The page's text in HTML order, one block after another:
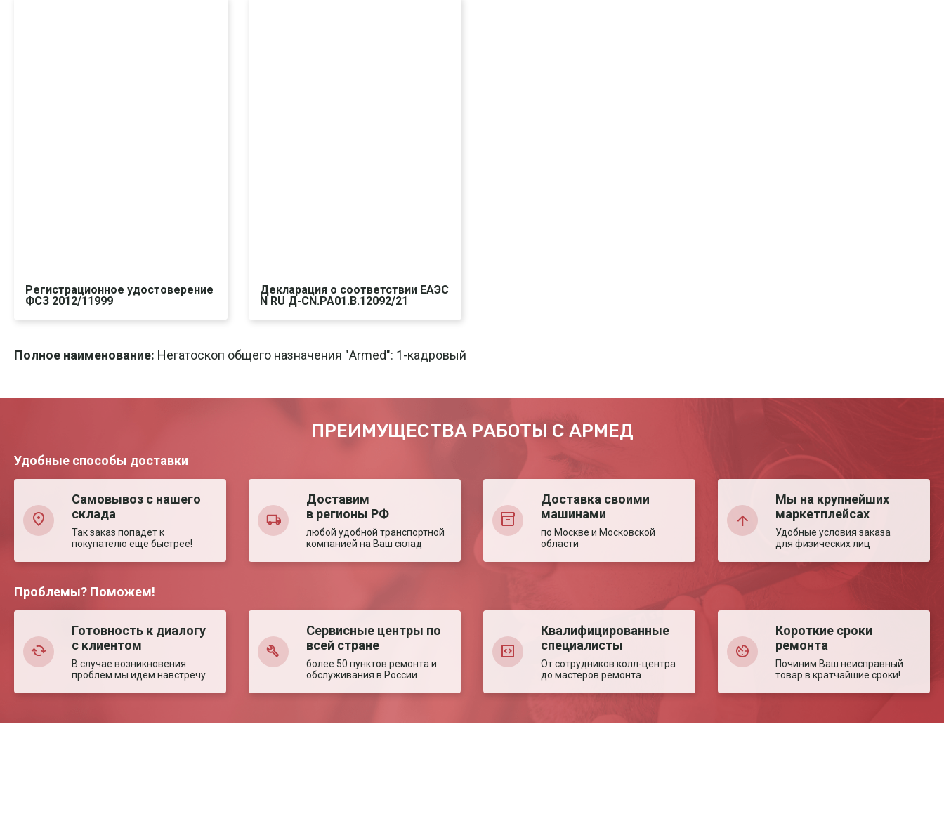
Регистрационное удостоверение
ФСЗ 2012/11999
Декларация о соответствии ЕАЭС
N RU Д-CN.PA01.B.12092/21
Полное наименование: Негатоскоп общего назначения "Armed": 1-кадровый
ПРЕИМУЩЕСТВА РАБОТЫ С АРМЕД
Удобные способы доставки
Самовывоз с нашего
склада
Так заказ попадет к
покупателю еще быстрее!
Доставим
в регионы РФ
любой удобной транспортной
компанией на Ваш склад
Доставка своими
машинами
по Москве и Московской
области
Мы на крупнейших
маркетплейсах
Удобные условия заказа
для физических лиц
Проблемы? Поможем!
Готовность к диалогу
с клиентом
В случае возникновения
проблем мы идем навстречу
Сервисные центры по
всей стране
более 50 пунктов ремонта и
обслуживания в России
Квалифицированные
специалисты
От сотрудников колл-центра
до мастеров ремонта
Короткие сроки
ремонта
Починим Ваш неисправный
товар в кратчайшие сроки!